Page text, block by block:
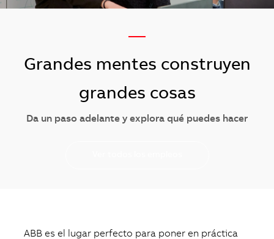
—
Grandes mentes construyen
grandes cosas
Da un paso adelante y explora qué puedes hacer
ABB es el lugar perfecto para poner en práctica